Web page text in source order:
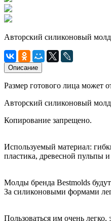
Авторский силиконовый
Описание
Размер готового лица может
Авторский силиконовый
Копирование запрещено.
Используемый материал:
пластика, древесной пульпы
Молды бренда Bestmolds
За силиконовыми формами
Пользоваться им очень легко,